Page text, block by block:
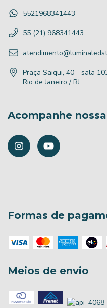
5521968341443
55 (21) 968341443
Praça Saiqui, 40 - sala
Rio de Janeiro / RJ
Acompanhe
Formas de
Meios de envio